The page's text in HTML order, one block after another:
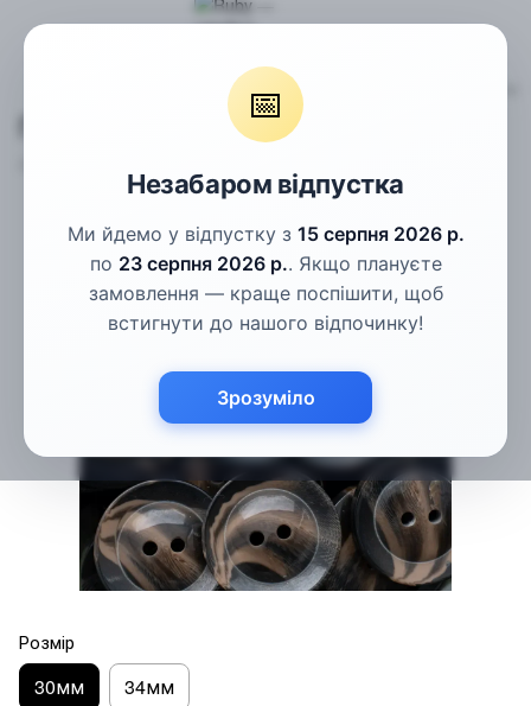
📅
Незабаром відпустка
Ми йдемо у відпустку з 15 серпня 2026 р.
по 23 серпня 2026 р.. Якщо плануєте
замовлення — краще поспішити, щоб
встигнути до нашого відпочинку!
Зрозуміло
Пальтові гудзики Гудзики коричневі рогові 30мм
Гудзики коричневі рогові 30мм
Розмір
30мм 34мм